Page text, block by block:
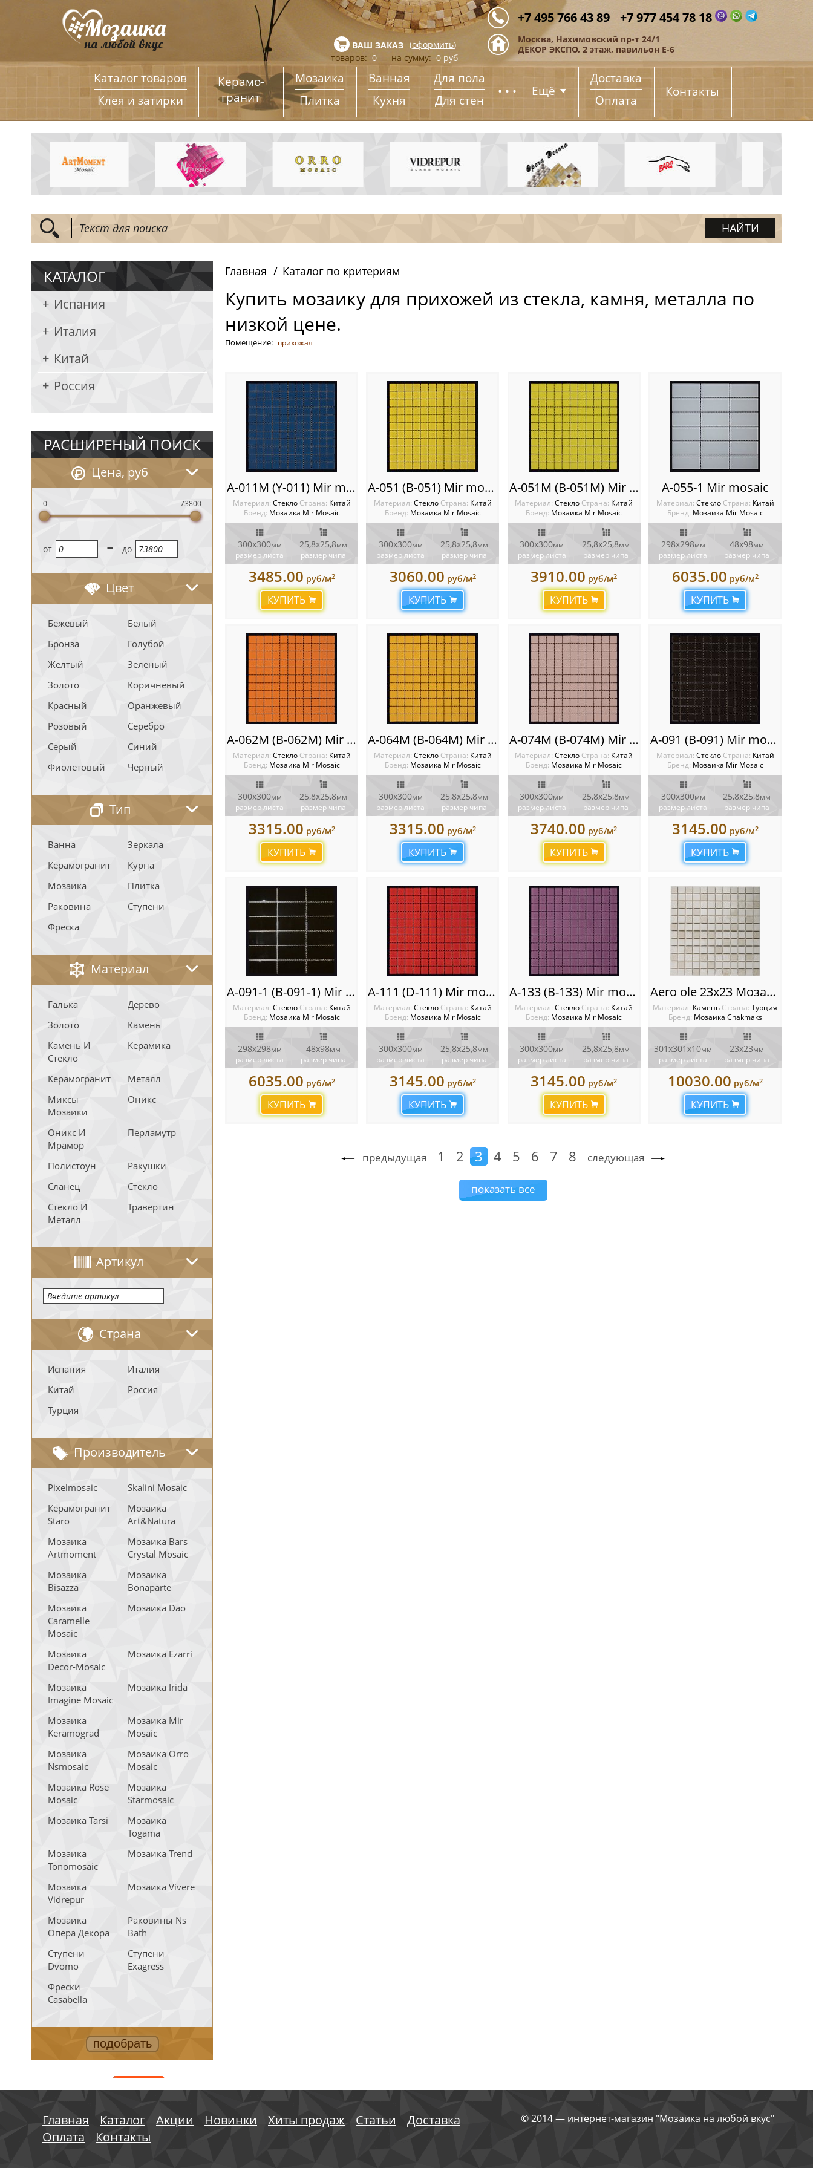
+7 495 766 43 89 +7 977 454 78 18
Москва, Нахимовский пр-т 24/1
ДЕКОР ЭКСПО, 2 этаж, павильон Е-6
ВАШ ЗАКАЗ (оформить)
товаров: 0 на сумму: 0 руб
Каталог товаров
Клея и затирки
Керамо­
гранит
Мозаика
Плитка
Ванная
Кухня
Для пола
Для стен
... Ещё
Доставка
Оплата
Контакты
КАТАЛОГ
Испания
Италия
Китай
Россия
РАСШИРЕНЫЙ ПОИСК
Цена, руб
0 73800
oт - до
Цвет
Бежевый
Белый
Бронза
Голубой
Жёлтый
Зеленый
Золото
Коричневый
Красный
Оранжевый
Розовый
Серебро
Серый
Синий
Фиолетовый
Черный
Тип
Ванна
Зеркала
Керамогранит
Курна
Мозаика
Плитка
Раковина
Ступени
Фреска
Материал
Галька
Дерево
Золото
Камень
Камень И
Стекло
Керамика
Керамогранит
Металл
Миксы
Мозаики
Оникс
Оникс И
Мрамор
Перламутр
Полистоун
Ракушки
Сланец
Стекло
Стекло И
Металл
Травертин
Артикул
Страна
Испания
Италия
Китай
Россия
Турция
Производитель
Pixelmosaic
Skalini Mosaic
Керамогранит
Staro
Мозаика
Art&Natura
Мозаика
Artmoment
Мозаика Bars
Crystal Mosaic
Мозаика
Bisazza
Мозаика
Bonaparte
Мозаика
Caramelle
Mosaic
Мозаика Dao
Мозаика
Decor-Mosaic
Мозаика Ezarri
Мозаика
Imagine Mosaic
Мозаика Irida
Мозаика
Keramograd
Мозаика Mir
Mosaic
Мозаика
Nsmosaic
Мозаика Orro
Mosaic
Мозаика Rose
Mosaic
Мозаика
Starmosaic
Мозаика Tarsi
Мозаика
Togama
Мозаика
Tonomosaic
Мозаика Trend
Мозаика
Vidrepur
Мозаика Vivere
Мозаика
Опера Декора
Раковины Ns
Bath
Ступени
Dvomo
Ступени
Exagress
Фрески
Casabella
АКЦИИ
Главная Каталог по критериям
Купить мозаику для прихожей из стекла, камня, металла по
низкой цене.
Помещение: прихожая
A-011M (Y-011) Mir mosaic
Материал: Стекло Cтрана: Китай
Бренд: Мозаика Mir Mosaic
300x300мм
размер листа
25,8х25,8мм
размер чипа
3485.00 руб/м2
КУПИТЬ
A-051 (B-051) Mir mosaic
Материал: Стекло Cтрана: Китай
Бренд: Мозаика Mir Mosaic
300x300мм
размер листа
25,8х25,8мм
размер чипа
3060.00 руб/м2
КУПИТЬ
A-051M (B-051M) Mir mosaic
Материал:Стекло Cтрана: Китай
Бренд: Мозаика Mir Mosaic
300x300мм
размер листа
25,8х25,8мм
размер чипа
3910.00 руб/м2
КУПИТЬ
A-055-1 Mir mosaic
Материал: Стекло Cтрана: Китай
Бренд: Мозаика Mir Mosaic
298x298мм
размер листа
48х98мм
размер чипа
6035.00 руб/м2
КУПИТЬ
A-062M (B-062M) Mir mosaic
Материал: Стекло Cтрана: Китай
Бренд: Мозаика Mir Mosaic
300x300мм
размер листа
25,8х25,8мм
размер чипа
3315.00 руб/м2
КУПИТЬ
A-064M (B-064M) Mir mosaic
Материал: Стекло Cтрана: Китай
Бренд: Мозаика Mir Mosaic
300x300мм
размер листа
25,8х25,8мм
размер чипа
3315.00 руб/м2
КУПИТЬ
A-074M (B-074M) Mir mosaic
Материал:Стекло Cтрана: Китай
Бренд: Мозаика Mir Mosaic
300x300мм
размер листа
25,8х25,8мм
размер чипа
3740.00 руб/м2
КУПИТЬ
A-091 (B-091) Mir mosaic
Материал: Стекло Cтрана: Китай
Бренд: Мозаика Mir Mosaic
300x300мм
размер листа
25,8х25,8мм
размер чипа
3145.00 руб/м2
КУПИТЬ
A-091-1 (B-091-1) Mir mosaic
Материал: Стекло Cтрана: Китай
Бренд: Мозаика Mir Mosaic
298x298мм
размер листа
48х98мм
размер чипа
6035.00 руб/м2
КУПИТЬ
A-111 (D-111) Mir mosaic
Материал: Стекло Cтрана: Китай
Бренд: Мозаика Mir Mosaic
300x300мм
размер листа
25,8х25,8мм
размер чипа
3145.00 руб/м2
КУПИТЬ
A-133 (B-133) Mir mosaic
Материал:Стекло Cтрана: Китай
Бренд: Мозаика Mir Mosaic
300x300мм
размер листа
25,8х25,8мм
размер чипа
3145.00 руб/м2
КУПИТЬ
Aero ole 23x23 Мозаика Chakmaks
Материал: Камень Cтрана: Турция
Бренд: Мозаика Chakmaks
301х301х10мм
размер листа
23х23мм
размер чипа
10030.00 руб/м2
КУПИТЬ
предыдущая 1 2 3 4 5 6 7 8 следующая
показать все
Главная Каталог Акции Новинки Хиты продаж Статьи
Доставка
Оплата
Контакты
© 2014 — интернет-магазин "Мозаика на любой вкус"